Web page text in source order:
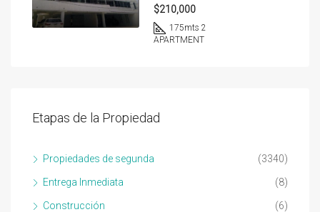
$210,000
175mts 2
APARTMENT
Etapas de la Propiedad
Propiedades de segunda (3340)
Entrega Inmediata (8)
Construcción (6)